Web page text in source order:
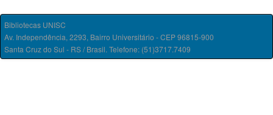
Bibliotecas UNISC
Av. Independência, 2293, Bairro Universitário - CEP 96815-900
Santa Cruz do Sul - RS / Brasil. Telefone: (51)3717.7409